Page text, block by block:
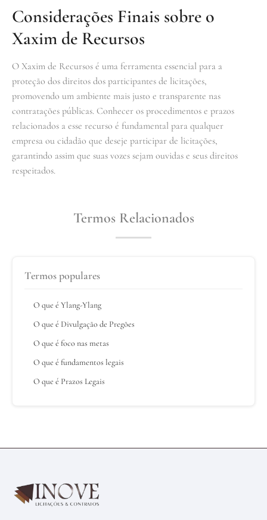
Considerações Finais sobre o
Xaxim de Recursos
O Xaxim de Recursos é uma ferramenta essencial para a
proteção dos direitos dos participantes de licitações,
promovendo um ambiente mais justo e transparente nas
contratações públicas. Conhecer os procedimentos e prazos
relacionados a esse recurso é fundamental para qualquer
empresa ou cidadão que deseje participar de licitações,
garantindo assim que suas vozes sejam ouvidas e seus direitos
respeitados.
Termos Relacionados
Termos populares
O que é Ylang-Ylang
O que é Divulgação de Pregões
O que é foco nas metas
O que é fundamentos legais
O que é Prazos Legais